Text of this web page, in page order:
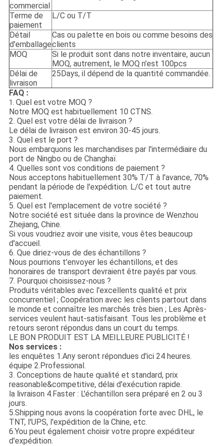
commercial
Terme de
paiement
L/C ou T/T
Détail
d'emballage
Cas ou palette en bois ou comme besoins des
clients
MOQ
Si le produit sont dans notre inventaire, aucun
MOQ, autrement, le MOQ n'est 100pcs
Délai de
livraison
25Days, il dépend de la quantité commandée.
FAQ :
1. Quel est votre MOQ ?
Notre MOQ est habituellement 10 CTNS.
2. Quel est votre délai de livraison ?
Le délai de livraison est environ 30-45 jours.
3. Quel est le port ?
Nous embarquons les marchandises par l'intermédiaire du
port de Ningbo ou de Changhaï.
4. Quelles sont vos conditions de paiement ?
Nous acceptons habituellement 30% T/T à l'avance, 70%
pendant la période de l'expédition. L/C et tout autre
paiement.
5. Quel est l'emplacement de votre société ?
Notre société est située dans la province de Wenzhou
Zhejiang, Chine.
Si vous voudriez avoir une visite, vous êtes beaucoup
d'accueil.
6. Que diriez-vous de des échantillons ?
Nous pourrions t'envoyer les échantillons, et des
honoraires de transport devraient être payés par vous.
7. Pourquoi choisissez-nous ?
Produits véritables avec l'excellents qualité et prix
concurrentiel ; Coopération avec les clients partout dans
le monde et connaître les marchés très bien ; Les Après-
services veulent haut-satisfaisant. Tous les problème et
retours seront répondus dans un court du temps.
LE BON PRODUIT EST LA MEILLEURE PUBLICITÉ !
Nos services :
les enquêtes 1.Any seront répondues d'ici 24 heures.
équipe 2.Professional.
3. Conceptions de haute qualité et standard, prix
reasonable&competitive, délai d'exécution rapide.
la livraison 4.Faster : L'échantillon sera préparé en 2 ou 3
jours.
5.Shipping nous avons la coopération forte avec DHL, le
TNT, l'UPS, l'expédition de la Chine, etc.
6.You peut également choisir votre propre expéditeur
d'expédition.